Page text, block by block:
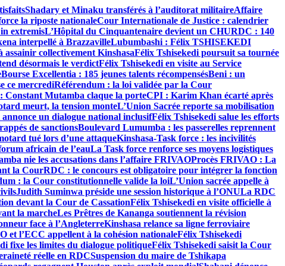
Shadary et Minaku transférés à l’auditorat militaireAffaire
la riposte nationaleCour Internationale de Justice : calendrier
extremisL’Hôpital du Cinquantenaire devient un CHURDC : 140
interpellé à BrazzavilleLubumbashi : Félix TSHISEKEDI
assainir collectivement KinshasaFélix Tshisekedi poursuit sa tournée
désormais le verdictFélix Tshisekedi en visite au Service
Bourse Excellentia : 185 jeunes talents récompensésBeni : un
ce mercrediRéférendum : la loi validée par la Cour
Constant Mutamba claque la porteCPI : Karim Khan écarté après
meurt, la tension monteL’Union Sacrée reporte sa mobilisation
annonce un dialogue national inclusifFélix Tshisekedi salue les efforts
de sanctionsBoulevard Lumumba : les passerelles reprennent
tué lors d’une attaqueKinshasa-Task force : les incivilités
africain de l’eauLa Task force renforce ses moyens logistiques
nie les accusations dans l’affaire FRIVAOProcès FRIVAO : La
la CourRDC : le concours est obligatoire pour intégrer la fonction
: la Cour constitutionnelle valide la loiL’Union sacrée appelle à
Judith Suminwa préside une session historique à l’ONULa RDC
devant la Cour de CassationFélix Tshisekedi en visite officielle à
la marcheLes Prêtres de Kananga soutiennent la révision
face à l’AngleterreKinshasa relance sa ligne ferroviaire
et l’ECC appellent à la cohésion nationaleFélix Tshisekedi
fixe les limites du dialogue politiqueFélix Tshisekedi saisit la Cour
réelle en RDCSuspension du maire de Tshikapa